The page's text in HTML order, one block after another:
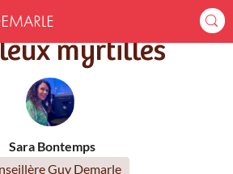
Moelleux myrtilles
myrtilles
Sara Bontemps
Guy Demarle